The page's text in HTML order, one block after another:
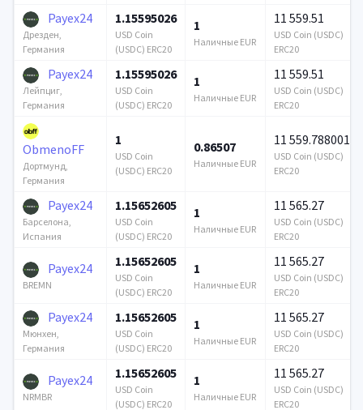
Payex24
Дрезден,
Германия
1.15595026
USD Coin
(USDC) ERC20
1
Наличные EUR
11 559.51
USD Coin (USDC)
ERC20
Payex24
Лейпциг,
Германия
1.15595026
USD Coin
(USDC) ERC20
1
Наличные EUR
11 559.51
USD Coin (USDC)
ERC20
ObmenoFF
Дортмунд,
Германия
1
USD Coin
(USDC) ERC20
0.86507
Наличные EUR
11 559.788001
USD Coin (USDC)
ERC20
Payex24
Барселона,
Испания
1.15652605
USD Coin
(USDC) ERC20
1
Наличные EUR
11 565.27
USD Coin (USDC)
ERC20
Payex24
BREMN
1.15652605
USD Coin
(USDC) ERC20
1
Наличные EUR
11 565.27
USD Coin (USDC)
ERC20
Payex24
Мюнхен,
Германия
1.15652605
USD Coin
(USDC) ERC20
1
Наличные EUR
11 565.27
USD Coin (USDC)
ERC20
Payex24
NRMBR
1.15652605
USD Coin
(USDC) ERC20
1
Наличные EUR
11 565.27
USD Coin (USDC)
ERC20